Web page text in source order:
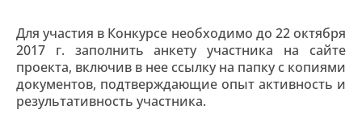
Для участия в Конкурсе необходимо до 22 октября
2017 г. заполнить анкету участника на сайте
проекта, включив в нее ссылку на папку с копиями
документов, подтверждающие опыт активность и
результативность участника.